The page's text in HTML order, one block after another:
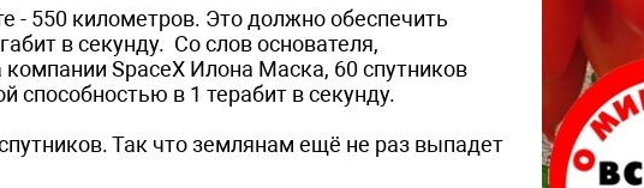
- 550 километров. Это должно обеспечить
в секунду. Со слов основателя,
SpaceX Илона Маска, 60 спутников
способностью в 1 терабит в cекунду.
Так что землянам ещё не раз выпадет